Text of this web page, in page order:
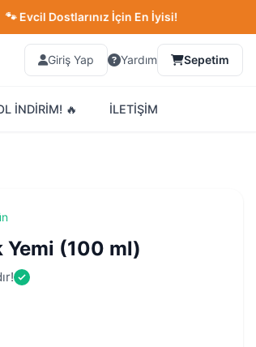
Dostlarınız İçin En İyisi!
Giriş Yap Yardım Sepetim
İNDİRİM! 🔥 İLETİŞİM
Yemi (100 ml)